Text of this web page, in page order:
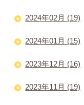
2024年02月 (19)
2024年01月 (15)
2023年12月 (16)
2023年11月 (19)